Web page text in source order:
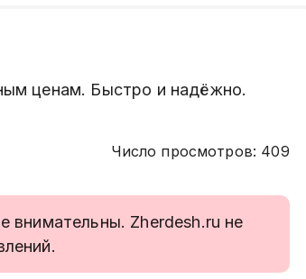
ценам. Быстро и надёжно.
Число просмотров: 409
внимательны. Zherdesh.ru не